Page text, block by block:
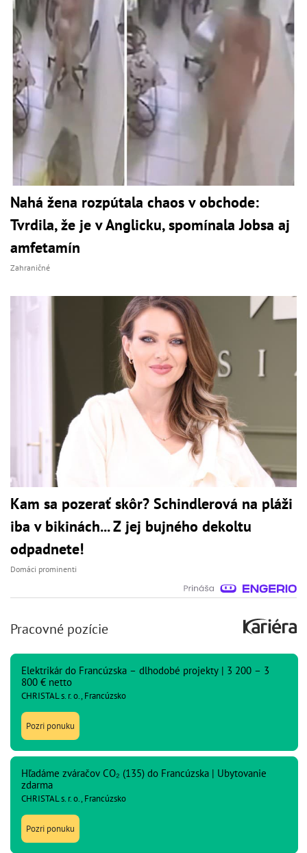
Nahá žena rozpútala chaos v obchode:
Tvrdila, že je v Anglicku, spomínala Jobsa aj
amfetamín
Zahraničné
Kam sa pozerať skôr? Schindlerová na pláži
iba v bikinách... Z jej bujného dekoltu
odpadnete!
Domáci prominenti
Pracovné pozície
Elektrikár do Francúzska – dlhodobé projekty | 3 200 – 3
800 € netto
CHRISTAL s. r. o., Francúzsko
Pozri ponuku
Hľadáme zváračov CO₂ (135) do Francúzska | Ubytovanie
zdarma
CHRISTAL s. r. o., Francúzsko
Pozri ponuku